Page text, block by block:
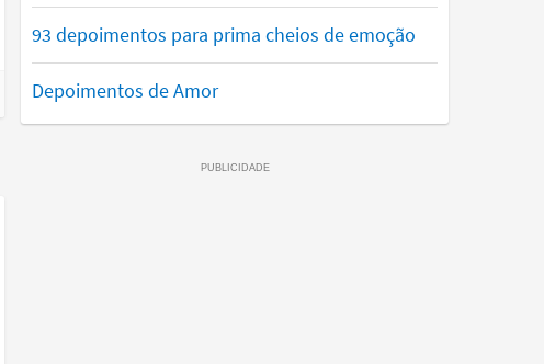
93 depoimentos para prima cheios de emoção
Depoimentos de Amor